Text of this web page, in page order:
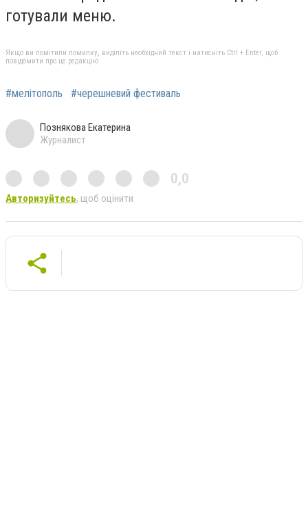
готували меню.
Якщо ви помітили помилку, виділіть необхідний текст і натисніть Ctrl + Enter, щоб
повідомити про це редакцію
#мелітополь #черешневий фестиваль
Познякова Екатерина
Журналист
0,0
Авторизуйтесь, щоб оцінити